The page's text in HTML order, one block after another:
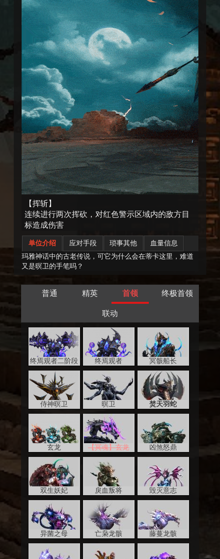
【挥斩】
连续进行两次挥砍，对红色警示区域内的敌方目
标造成伤害
单位介绍 应对手段 琐事其他 血量信息
玛雅神话中的古老传说，可它为什么会在蒂卡这里，难道
又是暝卫的手笔吗？
普通 精英 首领 终极首领
联动
终焉观者二阶段 终焉观者 冥骸船长
侍神暝卫 暝卫 焚天羽蛇
玄龙 【冥魂】玄龙 凶煞怒鼎
双生妖妃 戾血叛将 毁灭意志
异菌之母 亡枭龙骸 藤蔓龙骸